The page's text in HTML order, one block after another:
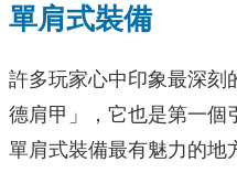
單肩式裝備
許多玩家心中印象最深刻
德肩甲」，它也是第一個
單肩式裝備最有魅力的地